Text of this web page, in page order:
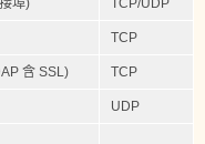
TCP
含 SSL) TCP
UDP